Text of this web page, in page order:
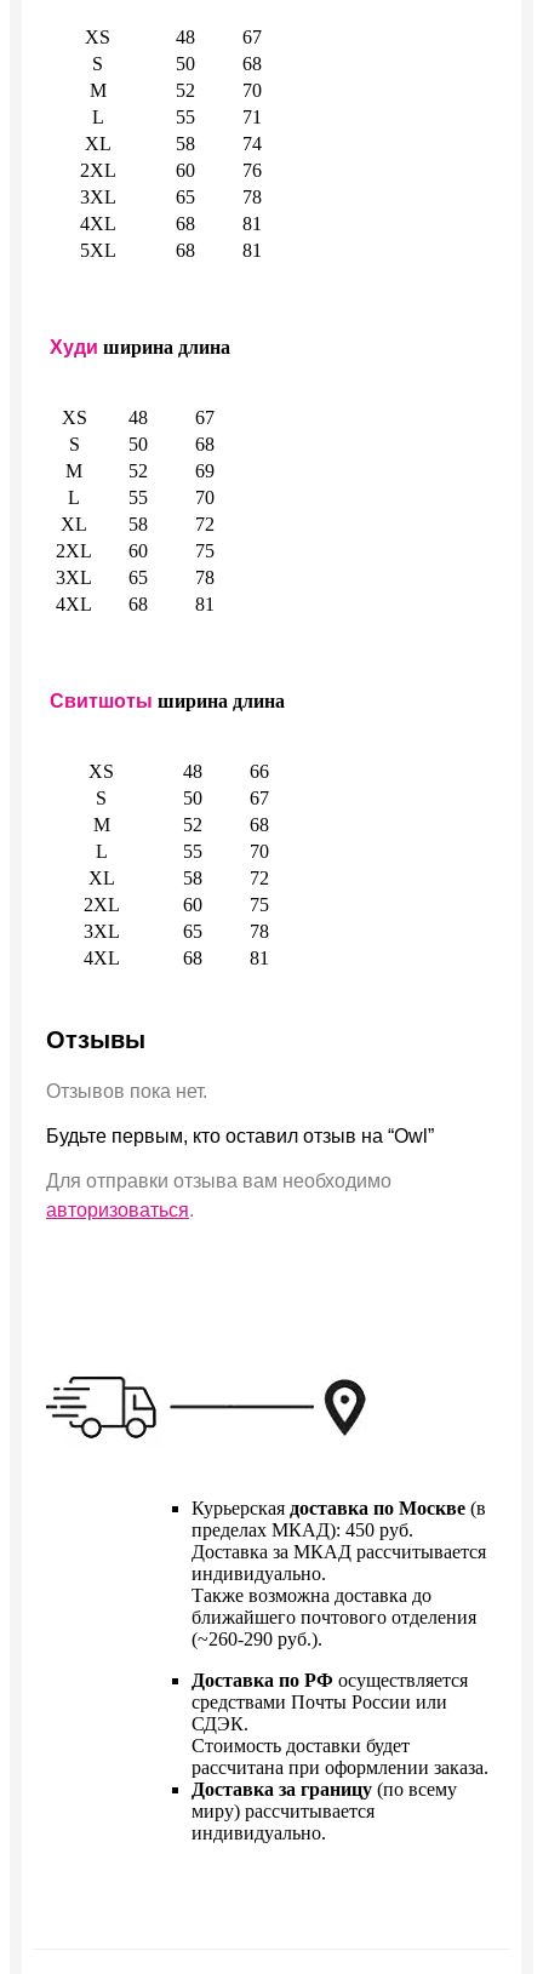
XS 48
67
S
50
68
M
52
70
L
55
71
XL
58
74
2XL
60
76
3XL
65
78
4XL
68
81
5XL
68 81
Худи ширина длина
XS 48
67
S
50
68
M
52
69
L
55
70
XL
58
72
2XL
60
75
3XL
65
78
4XL
68 81
Свитшоты ширина длина
XS 48
66
S
50
67
M
52
68
L
55
70
XL
58
72
2XL
60
75
3XL
65
78
4XL
68 81
Отзывы
Отзывов пока нет.
Будьте первым, кто оставил отзыв на “Owl”
Для отправки отзыва вам необходимо
авторизоваться.
Курьерская доставка по Москве (в
пределах МКАД): 450 руб.
Доставка за МКАД рассчитывается
индивидуально.
Также возможна доставка до
ближайшего почтового отделения
(~260-290 руб.).
Доставка по РФ осуществляется
средствами Почты России или
СДЭК.
Стоимость доставки будет
рассчитана при оформлении заказа.
Доставка за границу (по всему
миру) рассчитывается
индивидуально.